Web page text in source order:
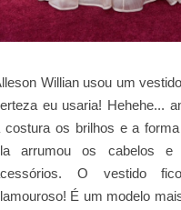
Willian usou um
eu usaria! Hehehe...
costura os brilhos e a
arrumou os cabelos e
O vestido
É um modelo